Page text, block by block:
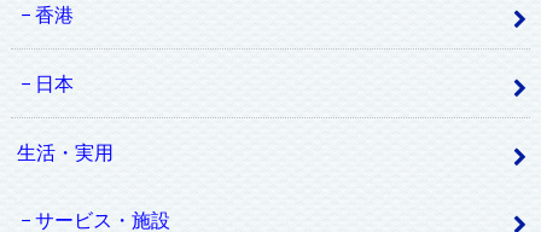
香港
日本
生活・実用
サービス・施設